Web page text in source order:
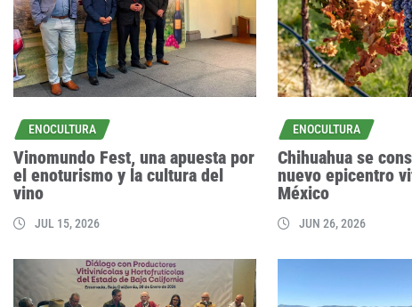
ENOCULTURA
Vinomundo Fest, una apuesta por
el enoturismo y la cultura del
vino
JUL 15, 2026
ENOCULTURA
Chihuahua se
nuevo epicentro
México
JUN 26, 2026